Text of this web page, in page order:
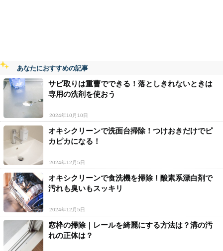
あなたにおすすめの記事
サビ取りは重曹でできる！落としきれないときは
専用の洗剤を使おう
2024年10月10日
オキシクリーンで洗面台掃除！つけおきだけでピ
カピカになる！
2024年12月5日
オキシクリーンで食洗機を掃除！酸素系漂白剤で
汚れも臭いもスッキリ
2024年12月5日
窓枠の掃除｜レールを綺麗にする方法は？溝の汚
れの正体は？